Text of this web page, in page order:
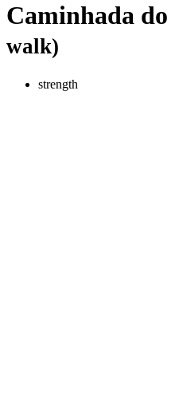
Caminhada do
walk)
strength